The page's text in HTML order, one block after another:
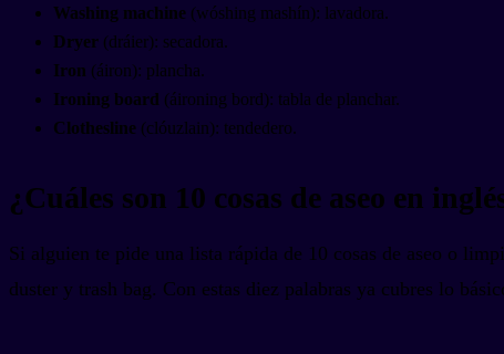
Washing machine (wóshing mashín): lavadora.
Dryer (dráier): secadora.
Iron (áiron): plancha.
Ironing board (áironing bord): tabla de planchar.
Clothesline (clóuzlain): tendedero.
¿Cuáles son 10 cosas de aseo en
Si alguien te pide una lista rápida de 10 cosas de aseo o
duster y trash bag. Con estas diez palabras ya cubres lo